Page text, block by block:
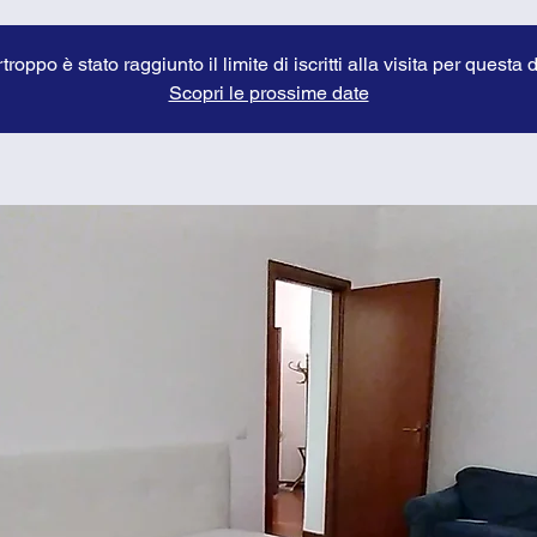
è stato raggiunto il limite di iscritti alla visita per questa
Scopri le prossime date